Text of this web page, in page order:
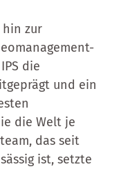
hin zur
die
und ein
die Welt je
das seit
ist, setzte